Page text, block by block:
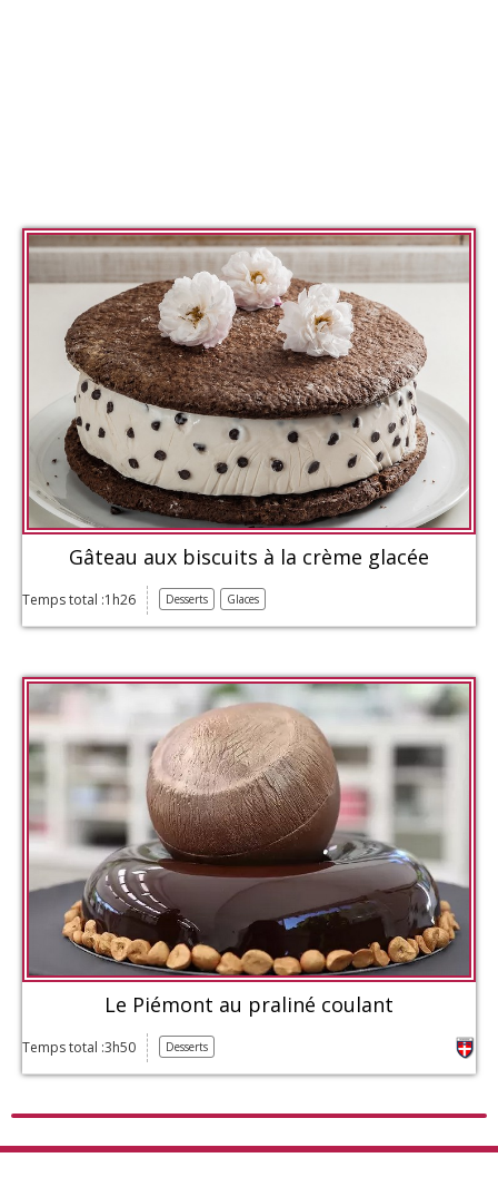
Gâteau aux biscuits à la crème glacée
Temps total :1h26 Desserts Glaces
Le Piémont au praliné coulant
Temps total :3h50 Desserts